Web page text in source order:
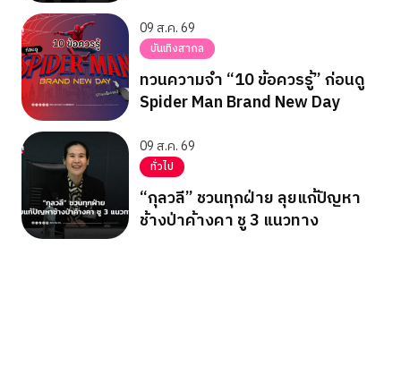
09 ส.ค. 69
บันเทิงสากล
ทวนความจำ “10 ข้อควรรู้” ก่อนดู
Spider Man Brand New Day
09 ส.ค. 69
ทั่วไป
“กุลวลี” ชวนทุกฝ่าย ลุยแก้ปัญหา
ช้างป่าค้างคา ชู 3 แนวทาง